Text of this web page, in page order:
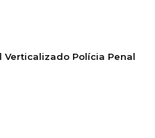
Verticalizado Polícia Penal